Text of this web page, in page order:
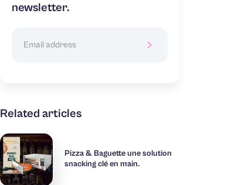
newsletter.
Related articles
Pizza & Baguette une solution
snacking clé en main.